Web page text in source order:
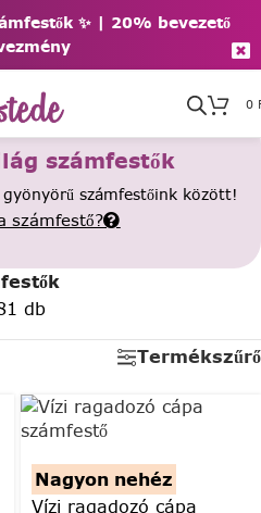
✨ | 20% bevezető
0
számfestők
gyönyörű számfestőink között!
számfestő?
db
Termékszűrő
Nagyon nehéz
Vízi ragadozó cápa